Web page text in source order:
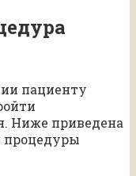
пациенту
Ниже приведена
процедуры